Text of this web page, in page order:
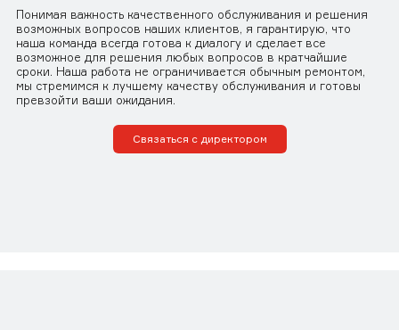
Понимая важность качественного обслуживания и решения
возможных вопросов наших клиентов, я гарантирую, что
наша команда всегда готова к диалогу и сделает все
возможное для решения любых вопросов в кратчайшие
сроки. Наша работа не ограничивается обычным ремонтом,
мы стремимся к лучшему качеству обслуживания и готовы
превзойти ваши ожидания.
Связаться с директором